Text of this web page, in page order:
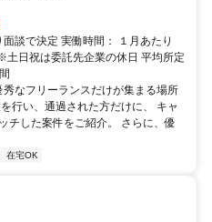
談で決定 実働時間： １月あたり
日祝は委託先企業の休日 平均所定
なフリーランスだけが集まる場所
行い、通過された方だけに、 キャ
チした案件をご紹介。 さらに、優
在宅OK